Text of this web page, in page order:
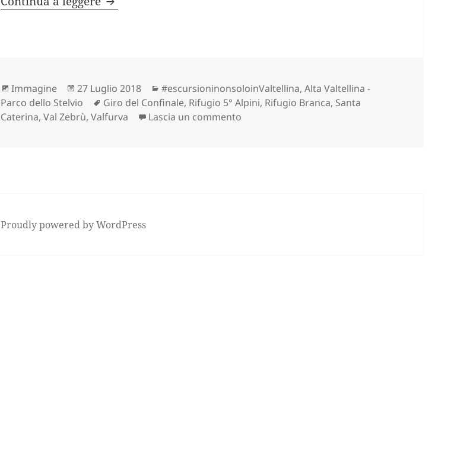
Formato
Immagine
Scritto
il
27 Luglio 2018 Categorie
#escursioninonsoloinValtellina,Alta Valtellina -
Parco dello Stelvio
Tag
Giro del Confinale, Rifugio 5° Alpini, Rifugio Branca, Santa
Caterina,Val Zebrù,Valfurva Lascia un commento
Proudly powered by WordPress